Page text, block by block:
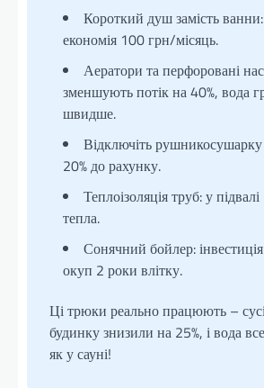
Короткий душ замість
економія 100 грн/місяць.
Аератори та перфоровані
зменшують потік на 40%, вода
швидше.
Відключіть рушникосушарку
20% до рахунку.
Теплоізоляція труб: у
тепла.
Сонячний бойлер:
окуп 2 роки влітку.
Ці трюки реально працюють –
будинку знизили на 25%, і вода
як у сауні!